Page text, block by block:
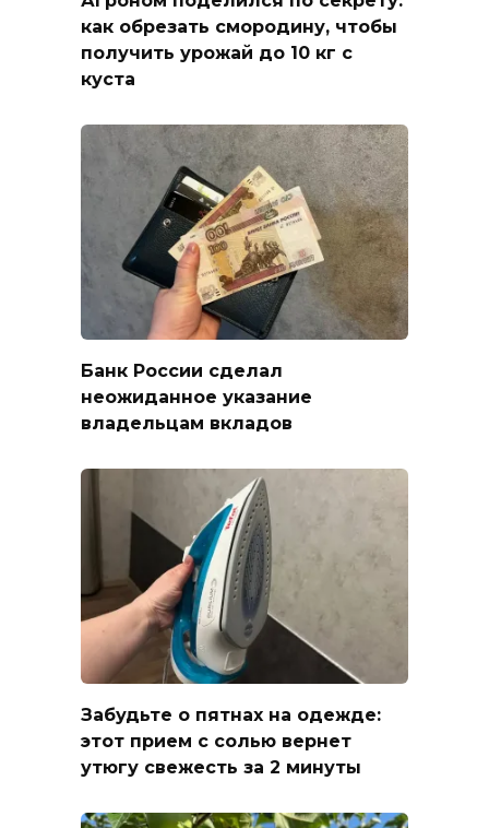
как обрезать смородину, чтобы
получить урожай до 10 кг с
куста
Банк России сделал
неожиданное указание
владельцам вкладов
Забудьте о пятнах на одежде:
этот прием с солью вернет
утюгу свежесть за 2 минуты